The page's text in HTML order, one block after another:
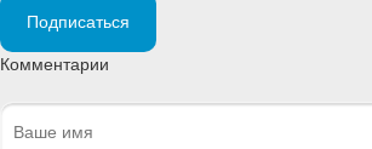
Подписаться
Комментарии